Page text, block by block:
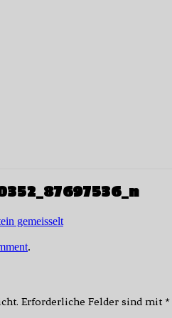
gemeisselt
.
Erforderliche Felder sind mit *